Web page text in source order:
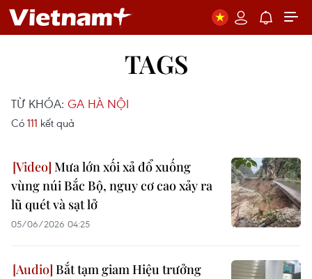
TAGS
TỪ KHÓA: GA HÀ NỘI
Có 111 kết quả
Mưa lớn xối xả đổ xuống
vùng núi Bắc Bộ, nguy cơ cao xảy ra
lũ quét và sạt lở
05/06/2026 04:25
Bắt tạm giam Hiệu trưởng